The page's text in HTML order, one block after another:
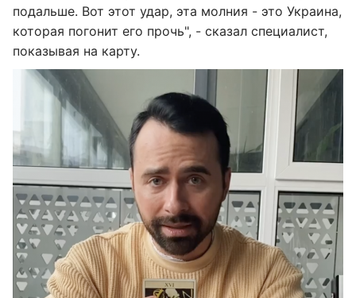
подальше. Вот этот удар, эта молния - это Украина,
которая погонит его прочь", - сказал специалист,
показывая на карту.